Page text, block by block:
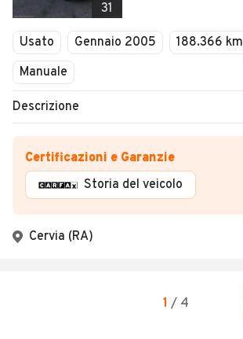
31
Usato Gennaio 2005 188.366 km
Manuale
Descrizione
Certificazioni e Garanzie
Storia del veicolo
Cervia (RA)
1 / 4